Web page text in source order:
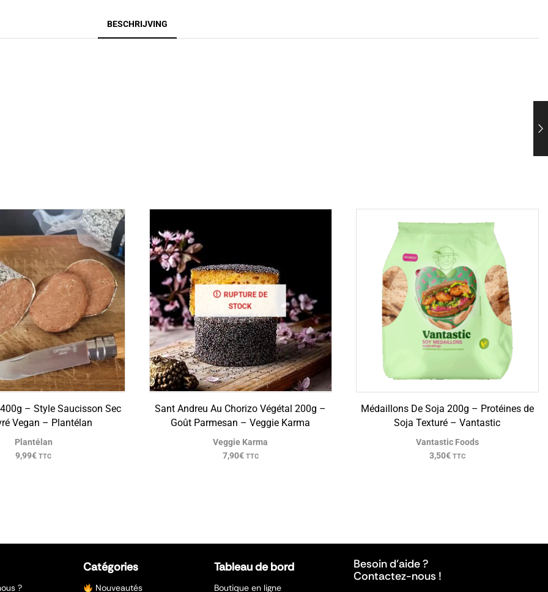
BESCHRIJVING
– Style Saucisson Sec
Vegan – Plantélan
Plantélan
9,99€ TTC
RUPTURE DE
STOCK
Sant Andreu Au Chorizo Végétal 200g –
Goût Parmesan – Veggie Karma
Veggie Karma
7,90€ TTC
Médaillons De Soja 200g – Protéines de
Soja Texturé – Vantastic
Vantastic Foods
3,50€ TTC
?
Catégories
Nouveautés
Tableau de bord
Boutique en ligne
Besoin d’aide ?
Contactez-nous !